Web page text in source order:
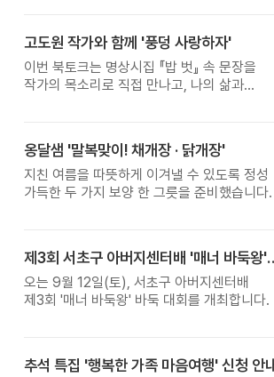
고도원 작가와 함께 '풍덩 사랑하자'
이번 북토크는 명상시집 『밥 벗』 속 문장을
작가의 목소리로 직접 만나고, 나의 삶과
옹달샘 '말복맞이! 채개장 · 닭개장'
지친 여름을 따뜻하게 이겨낼 수 있도록 정성
가득한 두 가지 보양 한 그릇을 준비했습니다.
제3회 서초구
오는 9월 12일(토), 서초구 아버지센터배
제3회 '매너 바둑왕' 바둑 대회를 개최합니다.
추석 특집 '행복한 가족 마음여행' 신청 안